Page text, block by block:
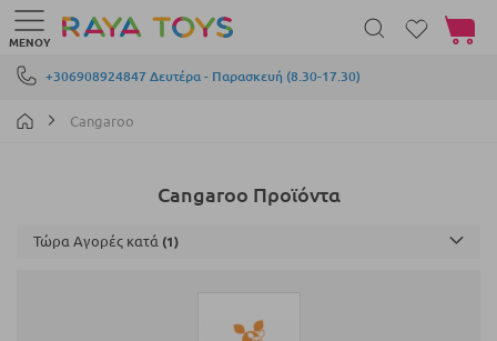
Μετάβαση στο περιεχόμενο
+306908924847 Δευτέρα - Παρασκευή (8.30-17.30)
ΜΕΝΟΎ
Το
Cangaroo
Cangaroo Προϊόντα
Τώρα Αγορές κατά